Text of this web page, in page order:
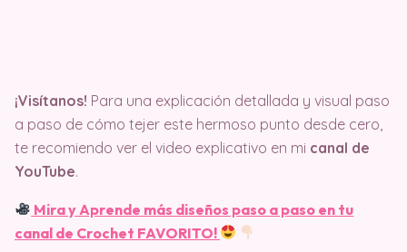
¡Visítanos! Para una explicación detallada y visual paso
a paso de cómo tejer este hermoso punto desde cero,
te recomiendo ver el video explicativo en mi canal de
YouTube.
Mira y Aprende más diseños paso a paso en tu
canal de Crochet FAVORITO!